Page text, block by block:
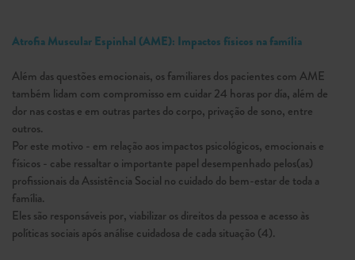
Atrofia Muscular Espinhal (AME): Impactos físicos na família
Além das questões emocionais, os familiares dos pacientes com AME
também lidam com compromisso em cuidar 24 horas por día, além de
dor nas costas e em outras partes do corpo, privação de sono, entre
outros.
Por este motivo - em relação aos impactos psicológicos, emocionais e
físicos - cabe ressaltar o importante papel desempenhado pelos(as)
profissionais da Assistência Social no cuidado do bem-estar de toda a
família.
Eles são responsáveis por, viabilizar os direitos da pessoa e acesso às
políticas sociais após análise cuidadosa de cada situação (4).